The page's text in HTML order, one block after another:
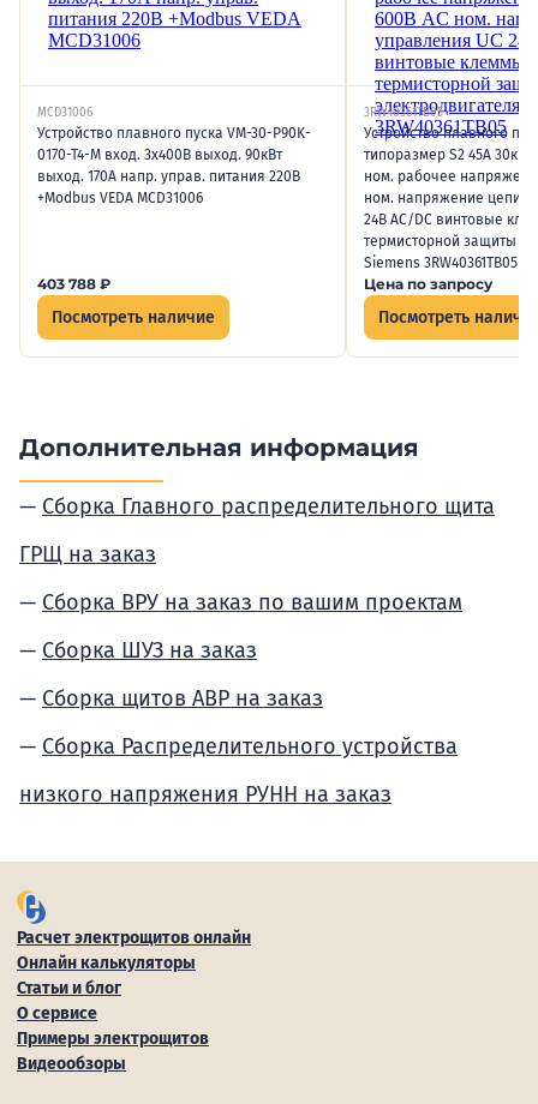
MCD31006
Устройство плавного пуска VM-30-P90K-
0170-T4-M вход. 3х400В выход. 90кВт
выход. 170А напр. управ. питания 220В
+Modbus VEDA MCD31006
403 788 ₽
Посмотреть наличие
3RW40361TB05
Устройство плавного
типоразмер S2 45А
ном. рабочее
ном. напряжение цепи
24В AC/DC винтовые
термисторной защиты
Siemens 3RW40361TB05
Цена по запросу
Посмотреть
Дополнительная информация
Сборка Главного распределительного щита
ГРЩ на заказ
Сборка ВРУ на заказ по вашим проектам
Сборка ШУЗ на заказ
Сборка щитов АВР на заказ
Сборка Распределительного устройства
низкого напряжения РУНН на заказ
Расчет электрощитов онлайн
Онлайн калькуляторы
Статьи и блог
О сервисе
Примеры электрощитов
Видеообзоры